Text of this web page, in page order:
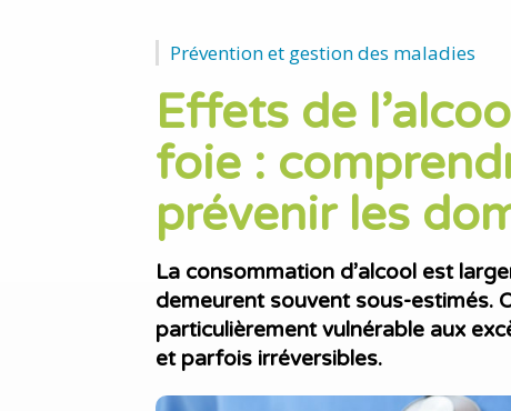
Prévention et gestion des maladies
Effets de
foie :
prévenir les
La consommation d’alcool est
demeurent souvent sous-estimés.
particulièrement vulnérable aux
et parfois irréversibles.